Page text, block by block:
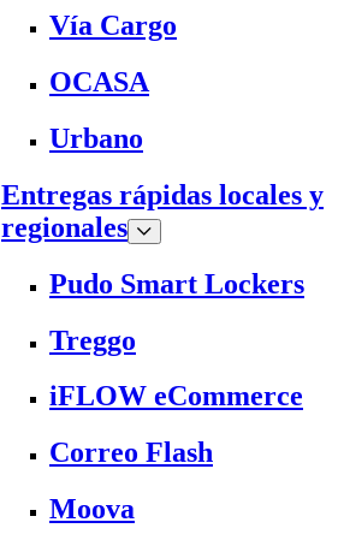
Vía Cargo
OCASA
Urbano
Entregas rápidas locales y
regionales
Pudo Smart Lockers
Treggo
iFLOW eCommerce
Correo Flash
Moova